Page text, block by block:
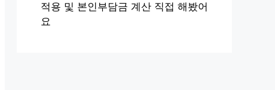
적용 및 본인부담금 계산 직접 해봤어
요